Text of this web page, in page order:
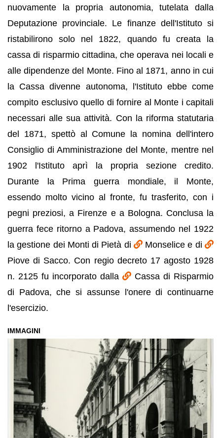
nuovamente la propria autonomia, tutelata dalla
Deputazione provinciale. Le finanze dell'Istituto si
ristabilirono solo nel 1822, quando fu creata la
cassa di risparmio cittadina, che operava nei locali e
alle dipendenze del Monte. Fino al 1871, anno in cui
la Cassa divenne autonoma, l'Istituto ebbe come
compito esclusivo quello di fornire al Monte i capitali
necessari alle sua attività. Con la riforma statutaria
del 1871, spettò al Comune la nomina dell'intero
Consiglio di Amministrazione del Monte, mentre nel
1902 l'Istituto aprì la propria sezione credito.
Durante la Prima guerra mondiale, il Monte,
essendo molto vicino al fronte, fu trasferito, con i
pegni preziosi, a Firenze e a Bologna. Conclusa la
guerra fece ritorno a Padova, assumendo nel 1922
la gestione dei Monti di Pietà di
Monselice e di
Piove di Sacco. Con regio decreto 17 agosto 1928
n. 2125 fu incorporato dalla
Cassa di Risparmio
di Padova, che si assunse l'onere di continuarne
l'esercizio.
IMMAGINI